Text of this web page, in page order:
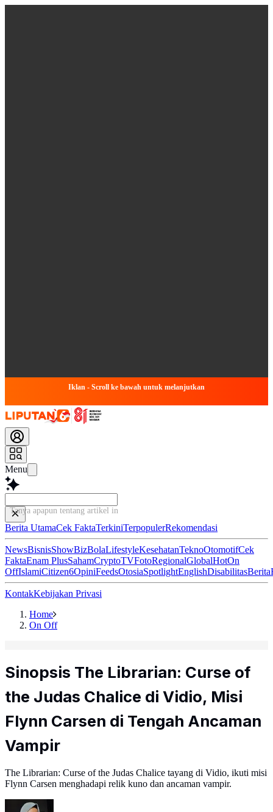
Iklan - Scroll ke bawah untuk melanjutkan
Menu
Tanya apapun tentang artikel ini...
Berita UtamaCek FaktaTerkiniTerpopulerRekomendasi
NewsBisnisShowBizBolaLifestyleKesehatanTeknoOtomotifCek
FaktaEnam PlusSahamCryptoTVFotoRegionalGlobalHotOn
OffIslamiCitizen6OpiniFeedsOtosiaSpotlightEnglishDisabilitasBerita
KontakKebijakan Privasi
Home
On Off
Sinopsis The Librarian: Curse of
the Judas Chalice di Vidio, Misi
Flynn Carsen di Tengah Ancaman
Vampir
The Librarian: Curse of the Judas Chalice tayang di Vidio, ikuti misi
Flynn Carsen menghadapi relik kuno dan ancaman vampir.